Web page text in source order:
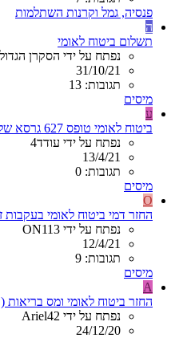
פנסיה, גמל וקרנות השתלמות
ה
תשלום ביטוח לאומי
נפתח על ידי הסקרן הגדול
31/10/21
תגובות: 13
מיסים
ע
ביטוח לאומי טופס 627 גרסא של עורך דין
נפתח על ידי עודד4
13/4/21
תגובות: 0
מיסים
O
החזר דמי ביטוח לאומי
נפתח על ידי ON113
12/4/21
תגובות: 9
מיסים
A
החזר ביטוח לאומי ומס
נפתח על ידי Ariel42
24/12/20